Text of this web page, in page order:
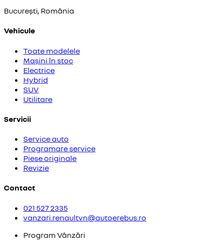
București, România
Vehicule
Toate modelele
Mașini în stoc
Electrice
Hybrid
SUV
Utilitare
Servicii
Service auto
Programare service
Piese originale
Revizie
Contact
021 527 2335
vanzari.renaultvn@autoerebus.ro
Program Vânzări